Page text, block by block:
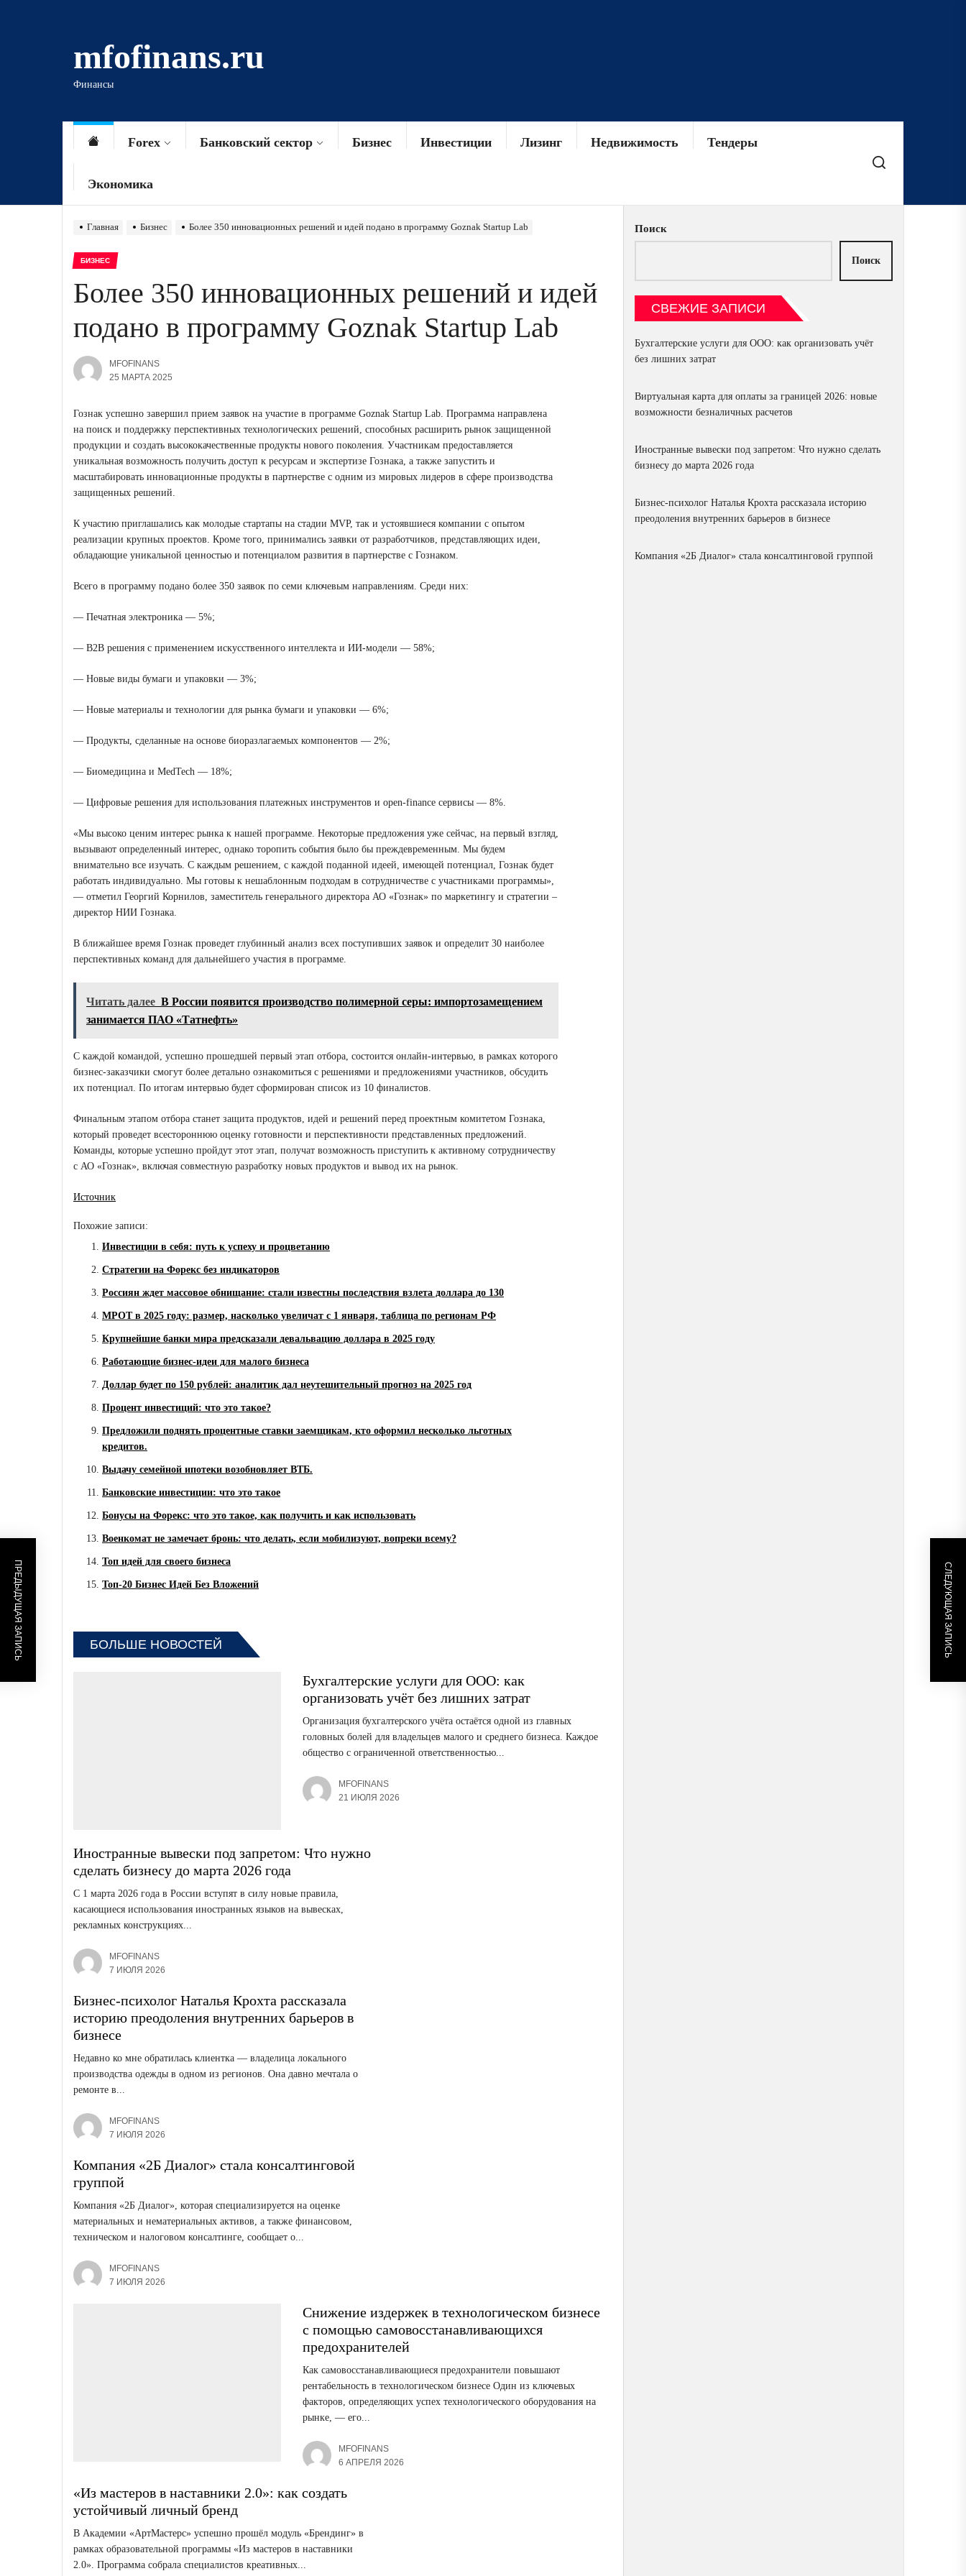
mfofinans.ru
Финансы
Forex Банковский сектор Бизнес Инвестиции Лизинг Недвижимость Тендеры
Экономика
Главная Бизнес Более 350 инновационных решений и идей подано в программу Goznak Startup Lab
БИЗНЕС
Более 350 инновационных решений и идей
подано в программу Goznak Startup Lab
MFOFINANS
25 МАРТА 2025
Гознак успешно завершил прием заявок на участие в программе Goznak Startup Lab. Программа направлена
на поиск и поддержку перспективных технологических решений, способных расширить рынок защищенной
продукции и создать высококачественные продукты нового поколения. Участникам предоставляется
уникальная возможность получить доступ к ресурсам и экспертизе Гознака, а также запустить и
масштабировать инновационные продукты в партнерстве с одним из мировых лидеров в сфере производства
защищенных решений.
К участию приглашались как молодые стартапы на стадии MVP, так и устоявшиеся компании с опытом
реализации крупных проектов. Кроме того, принимались заявки от разработчиков, представляющих идеи,
обладающие уникальной ценностью и потенциалом развития в партнерстве с Гознаком.
Всего в программу подано более 350 заявок по семи ключевым направлениям. Среди них:
— Печатная электроника — 5%;
— B2B решения с применением искусственного интеллекта и ИИ-модели — 58%;
— Новые виды бумаги и упаковки — 3%;
— Новые материалы и технологии для рынка бумаги и упаковки — 6%;
— Продукты, сделанные на основе биоразлагаемых компонентов — 2%;
— Биомедицина и MedTech — 18%;
— Цифровые решения для использования платежных инструментов и open-finance сервисы — 8%.
«Мы высоко ценим интерес рынка к нашей программе. Некоторые предложения уже сейчас, на первый взгляд,
вызывают определенный интерес, однако торопить события было бы преждевременным. Мы будем
внимательно все изучать. С каждым решением, с каждой поданной идеей, имеющей потенциал, Гознак будет
работать индивидуально. Мы готовы к нешаблонным подходам в сотрудничестве с участниками программы»,
— отметил Георгий Корнилов, заместитель генерального директора АО «Гознак» по маркетингу и стратегии –
директор НИИ Гознака.
В ближайшее время Гознак проведет глубинный анализ всех поступивших заявок и определит 30 наиболее
перспективных команд для дальнейшего участия в программе.
Читать далее В России появится производство полимерной серы: импортозамещением
занимается ПАО «Татнефть»
С каждой командой, успешно прошедшей первый этап отбора, состоится онлайн-интервью, в рамках которого
бизнес-заказчики смогут более детально ознакомиться с решениями и предложениями участников, обсудить
их потенциал. По итогам интервью будет сформирован список из 10 финалистов.
Финальным этапом отбора станет защита продуктов, идей и решений перед проектным комитетом Гознака,
который проведет всестороннюю оценку готовности и перспективности представленных предложений.
Команды, которые успешно пройдут этот этап, получат возможность приступить к активному сотрудничеству
с АО «Гознак», включая совместную разработку новых продуктов и вывод их на рынок.
Источник
Похожие записи:
Инвестиции в себя: путь к успеху и процветанию
Стратегии на Форекс без индикаторов
Россиян ждет массовое обнищание: стали известны последствия взлета доллара до 130
МРОТ в 2025 году: размер, насколько увеличат с 1 января, таблица по регионам РФ
Крупнейшие банки мира предсказали девальвацию доллара в 2025 году
Работающие бизнес-идеи для малого бизнеса
Доллар будет по 150 рублей: аналитик дал неутешительный прогноз на 2025 год
Процент инвестиций: что это такое?
Предложили поднять процентные ставки заемщикам, кто оформил несколько льготных
кредитов.
Выдачу семейной ипотеки возобновляет ВТБ.
Банковские инвестиции: что это такое
Бонусы на Форекс: что это такое, как получить и как использовать
Военкомат не замечает бронь: что делать, если мобилизуют, вопреки всему?
Топ идей для своего бизнеса
Топ-20 Бизнес Идей Без Вложений
ПРЕДЫДУЩАЯ ЗАПИСЬ СЛЕДУЮЩАЯ ЗАПИСЬ
БОЛЬШЕ НОВОСТЕЙ
Бухгалтерские услуги для ООО: как
организовать учёт без лишних затрат
Организация бухгалтерского учёта остаётся одной из главных
головных болей для владельцев малого и среднего бизнеса. Каждое
общество с ограниченной ответственностью...
MFOFINANS
21 ИЮЛЯ 2026
Иностранные вывески под запретом: Что нужно
сделать бизнесу до марта 2026 года
С 1 марта 2026 года в России вступят в силу новые правила,
касающиеся использования иностранных языков на вывесках,
рекламных конструкциях...
MFOFINANS
7 ИЮЛЯ 2026
Бизнес-психолог Наталья Крохта рассказала
историю преодоления внутренних барьеров в
бизнесе
Недавно ко мне обратилась клиентка — владелица локального
производства одежды в одном из регионов. Она давно мечтала о
ремонте в...
MFOFINANS
7 ИЮЛЯ 2026
Компания «2Б Диалог» стала консалтинговой
группой
Компания «2Б Диалог», которая специализируется на оценке
материальных и нематериальных активов, а также финансовом,
техническом и налоговом консалтинге, сообщает о...
MFOFINANS
7 ИЮЛЯ 2026
Снижение издержек в технологическом бизнесе
с помощью самовосстанавливающихся
предохранителей
Как самовосстанавливающиеся предохранители повышают
рентабельность в технологическом бизнесе Один из ключевых
факторов, определяющих успех технологического оборудования на
рынке, — его...
MFOFINANS
6 АПРЕЛЯ 2026
«Из мастеров в наставники 2.0»: как создать
устойчивый личный бренд
В Академии «АртМастерс» успешно прошёл модуль «Брендинг» в
рамках образовательной программы «Из мастеров в наставники
2.0». Программа собрала специалистов креативных...
Поиск
Поиск
СВЕЖИЕ ЗАПИСИ
Бухгалтерские услуги для ООО: как организовать учёт
без лишних затрат
Виртуальная карта для оплаты за границей 2026: новые
возможности безналичных расчетов
Иностранные вывески под запретом: Что нужно сделать
бизнесу до марта 2026 года
Бизнес-психолог Наталья Крохта рассказала историю
преодоления внутренних барьеров в бизнесе
Компания «2Б Диалог» стала консалтинговой группой